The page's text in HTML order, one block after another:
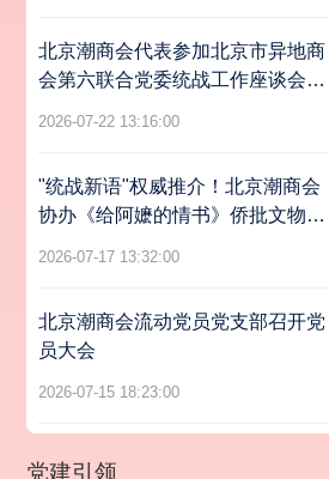
北京潮商会代表参加北京市异地商
会第六联合党委统战工作座谈会暨
2026-07-22 13:16:00
"统战新语"权威推介！北京潮商会
协办《给阿嬷的情书》侨批文物特
2026-07-17 13:32:00
北京潮商会流动党员党支部召开党
员大会
2026-07-15 18:23:00
党建引领